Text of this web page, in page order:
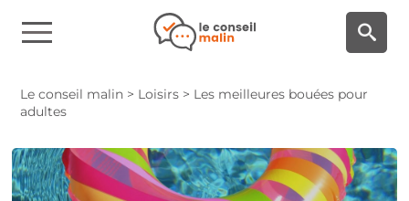
Le conseil malin > Loisirs > Les meilleures bouées pour
adultes